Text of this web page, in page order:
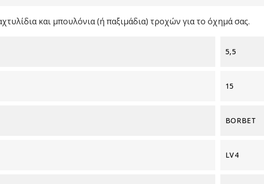
και μπουλόνια (ή παξιμάδια) τροχών για το όχημά σας.
5,5
15
BORBET
LV4